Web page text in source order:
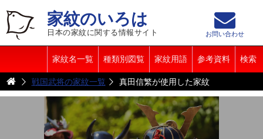
家紋のいろは
日本の家紋に関する情報サイト
家紋名一覧 種類別図覧 家紋用語 参考資料 検索
お問い合わせ
戦国武将の家紋一覧 真田信繁が使用した家紋